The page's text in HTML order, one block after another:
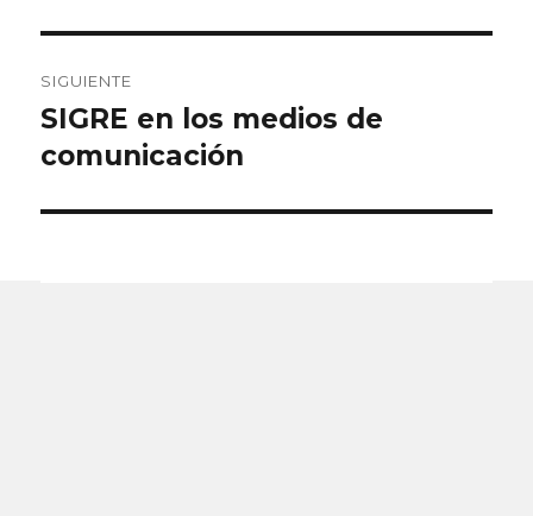
SIGUIENTE
Entrada
siguiente:
SIGRE en los medios de
comunicación